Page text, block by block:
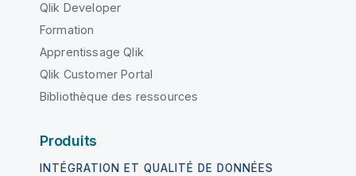
Qlik Developer
Formation
Apprentissage Qlik
Qlik Customer Portal
Bibliothèque des ressources
Produits
INTÉGRATION ET QUALITÉ DE DONNÉES